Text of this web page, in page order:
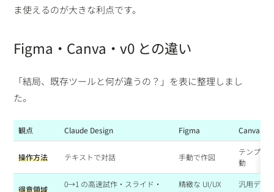
ま使えるのが大きな利点です。
Figma・Canva・v0 との違い
「結局、既存ツールと何が違うの？」を表に整理しまし
た。
観点 Claude Design Figma Canva
操作方法 テキストで対話 手動で作図
テンプレ
動
得意領域
0→1 の高速試作・スライド・
精緻な UI/UX
汎用デザ